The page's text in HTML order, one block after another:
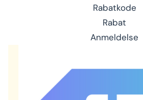
Rabatkode
Rabat
Anmeldelse